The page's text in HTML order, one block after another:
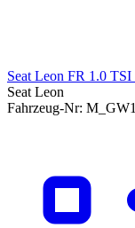
Seat Leon FR 1.0
Seat Leon
Fahrzeug-Nr: